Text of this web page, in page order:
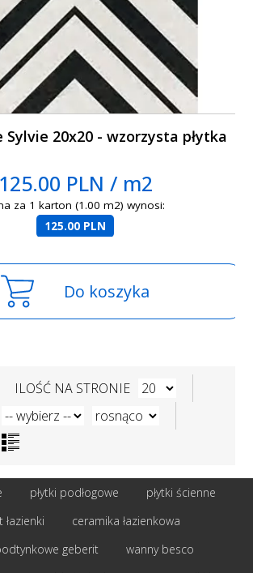
Sylvie 20x20 - wzorzysta płytka
125.00 PLN / m2
za 1 karton (1.00 m2) wynosi:
125.00 PLN
Do koszyka
ILOŚĆ NA STRONIE
płytki podłogowe
płytki ścienne
ceramika łazienkowa
geberit
wanny besco